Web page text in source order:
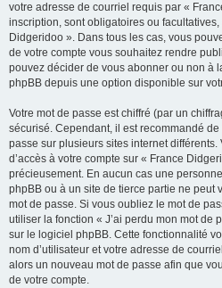
votre adresse de courriel requis par «
inscription, sont obligatoires ou
Didgeridoo ». Dans tous les cas, vous
de votre compte vous souhaitez rendre
pouvez décider de vous abonner ou non à
phpBB depuis une option disponible sur
Votre mot de passe est chiffré (par un
sécurisé. Cependant, il est recommandé
passe sur plusieurs sites internet différents.
d’accès à votre compte sur « France
précieusement. En aucun cas une
phpBB ou à un site de tierce partie ne peut
mot de passe. Si vous oubliez le mot de
utiliser la fonction « J’ai perdu mon mot de
sur le logiciel phpBB. Cette fonctionnalité
nom d’utilisateur et votre adresse de
alors un nouveau mot de passe afin que
de votre compte.